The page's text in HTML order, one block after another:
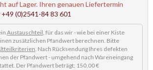
auf Lager. Ihren genauen Liefertermin
+49 (0)2541-84 83 601
Austauschteil, für das wir - wie bei einer Kiste
zusätzlichen Pfandwert berechnen. Bitte
. Nach Rücksendung Ihres defekten
der Pfandwert - umgehend nach Wareneingang
Der Pfandwert beträgt: 150,00 €